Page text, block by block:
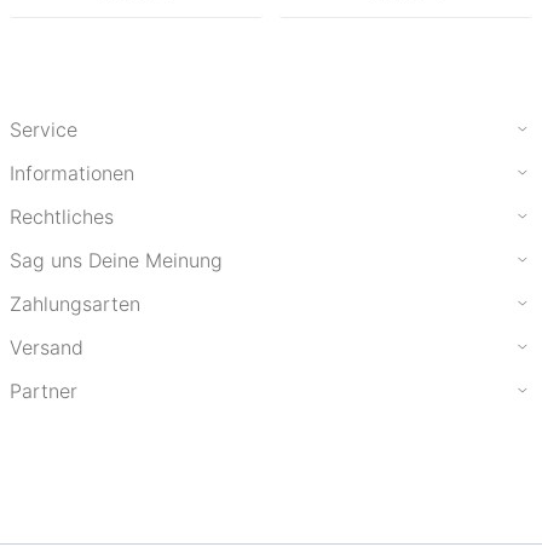
Service
Informationen
Rechtliches
Sag uns Deine Meinung
Zahlungsarten
Versand
Partner